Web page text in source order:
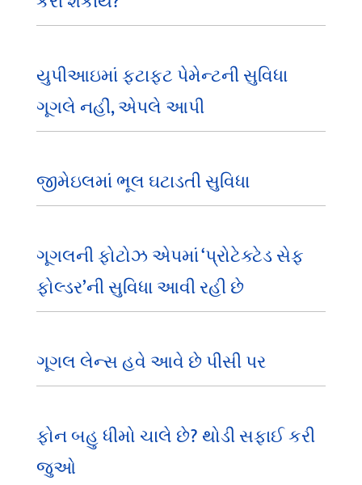
યુપીઆઇમાં ફટાફટ પેમેન્ટની સુવિધા
ગૂગલે નહીં, એપલે આપી
જીમેઇલમાં ભૂલ ઘટાડતી સુવિધા
ગૂગલની ફોટોઝ એપમાં ‘પ્રોટેક્ટેડ સેફ
ફોલ્ડર’ની સુવિધા આવી રહી છે
ગૂગલ લેન્સ હવે આવે છે પીસી પર
ફોન બહુ ધીમો ચાલે છે? થોડી સફાઈ કરી
જુઓ